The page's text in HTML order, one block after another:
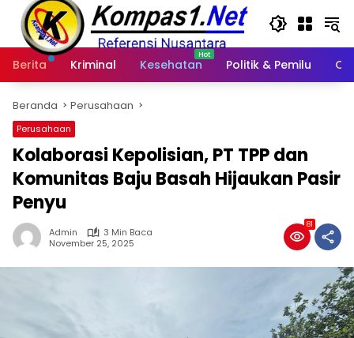
Langsung
konten
Berita
Kriminal Kesehatan Politik & Pemilu
Beranda Perusahaan
Perusahaan
Kolaborasi Kepolisian, PT TPP dan
Komunitas Baju Basah Hijaukan Pasir
Penyu
Admin
3 Min Baca
November 25, 2025
81